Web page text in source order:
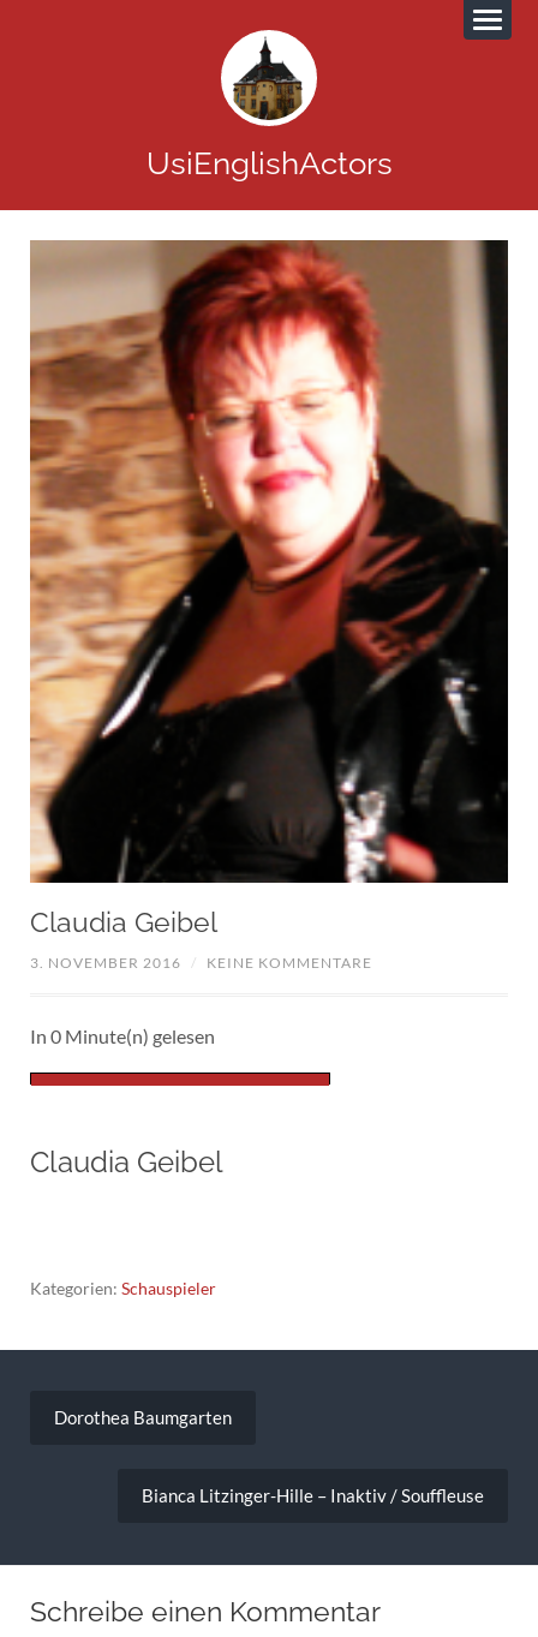
UsiEnglishActors
Claudia Geibel
3. NOVEMBER 2016 / KEINE KOMMENTARE
In 0 Minute(n) gelesen
Claudia Geibel
Kategorien: Schauspieler
Dorothea Baumgarten
Bianca Litzinger-Hille – Inaktiv / Souffleuse
Schreibe einen Kommentar